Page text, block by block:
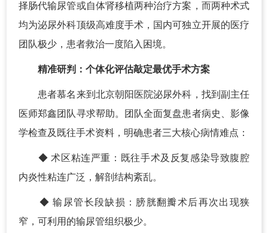
择肠代输尿管或自体肾移植两种治疗方案，而两种术式
均为泌尿外科顶级高难度手术，国内可独立开展的医疗
团队极少，患者救治一度陷入困境。
精准研判：个体化评估敲定最优手术方案
患者慕名来到北京朝阳医院泌尿外科，找到副主任
医师郑鑫团队寻求帮助。团队全面复盘患者病史、影像
学检查及既往手术资料，明确患者三大核心病情难点：
◆ 术区粘连严重：既往手术及反复感染导致腹腔
内炎性粘连广泛，解剖结构紊乱。
◆ 输尿管长段缺损：膀胱翻瓣术后再次出现狭
窄，可利用的输尿管组织极少。